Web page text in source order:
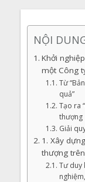
NỘI
Khởi
một Công
Từ
quả”
Tạo ra
thượng
Giải
1. Xây
thượng
Tư duy